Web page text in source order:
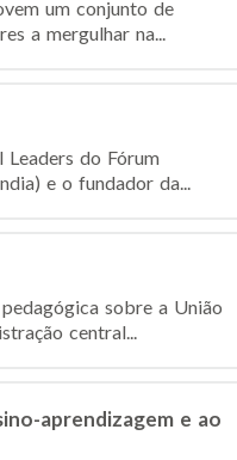
um conjunto de
a mergulhar na...
do Fórum
e o fundador da...
sobre a União
central...
aprendizagem e ao